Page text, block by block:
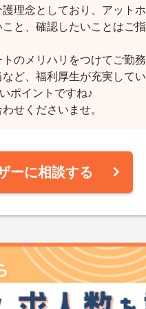
理念としており、アットホ
と、確認したいことはご指
のメリハリをつけてご勤務
ど、福利厚生が充実してい
ポイントですね♪
せくださいませ。
ーに相談する